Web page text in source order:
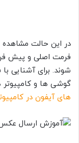
فرمت اصلی و پیش
گوشی ها و کامپیوتر
های آیفون در